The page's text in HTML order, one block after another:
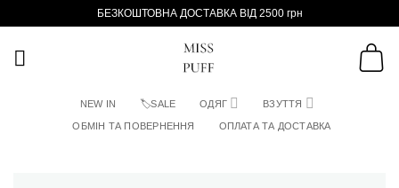
БЕЗКОШТОВНА ДОСТАВКА ВІД 2500 грн
NEW IN 🏷SALE ОДЯГ ВЗУТТЯ
ОБМІН ТА ПОВЕРНЕННЯ ОПЛАТА ТА ДОСТАВКА